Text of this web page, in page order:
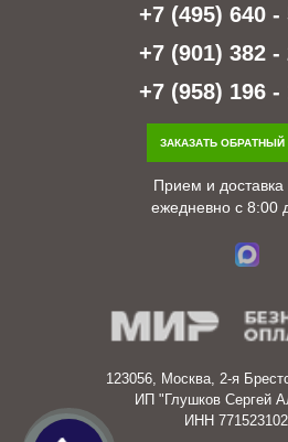
+7 (495) 640 -
+7 (901) 382 -
+7 (958) 196 -
ЗАКАЗАТЬ ОБРАТНЫЙ
Прием и доставка
ежедневно с 8:00
123056, Москва, 2-я
ИП "Глушков Сергей
ИНН